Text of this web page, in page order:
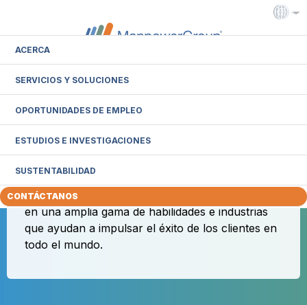
Intranet Extranet
ACERCA
SERVICIOS Y SOLUCIONES
OPORTUNIDADES DE EMPLEO
ESTUDIOS E INVESTIGACIONES
SUSTENTABILIDAD
CONTÁCTANOS
Alimentar su éxito es
humanamente posible
ManpowerGroup es un líder global en
600,000 personas para un trabajo significativo
en una amplia gama de habilidades e industrias
que ayudan a impulsar el éxito de los clientes en
todo el mundo.